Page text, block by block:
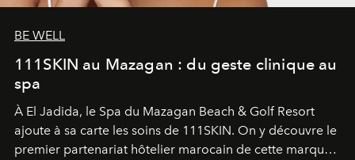
BE WELL
111SKIN au Mazagan : du geste clinique au
spa
À El Jadida, le Spa du Mazagan Beach & Golf Resort
ajoute à sa carte les soins de 111SKIN. On y découvre le
premier partenariat hôtelier marocain de cette marque